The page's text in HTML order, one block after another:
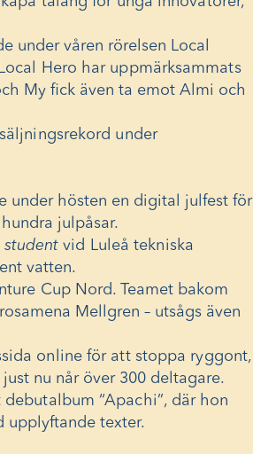
under våren rörelsen Local
Local Hero har uppmärksammats
My fick även ta emotAlmi och
under
under hösten en digital julfest för
julpåsar.
student vid Luleå tekniska
vatten.
Cup Nord. Teamet bakom
Mellgren – utsågs även
online för att stoppa ryggont,
nu når över 300 deltagare.
“Apachi”, där hon
upplyftande texter.